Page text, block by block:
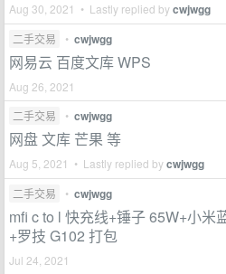
Aug 30, 2021 • Lastly replied bycwjwgg
二手交易 • cwjwgg
网易云 百度文库 WPS
Aug 26, 2021
二手交易
• cwjwgg
网盘 文库 芒果 等
Aug 5, 2021 • Lastly replied bycwjwgg
二手交易 • cwjwgg
mfi c to l 快充线+锤子 65W+小米
+罗技 G102 打包
Jul 24, 2021